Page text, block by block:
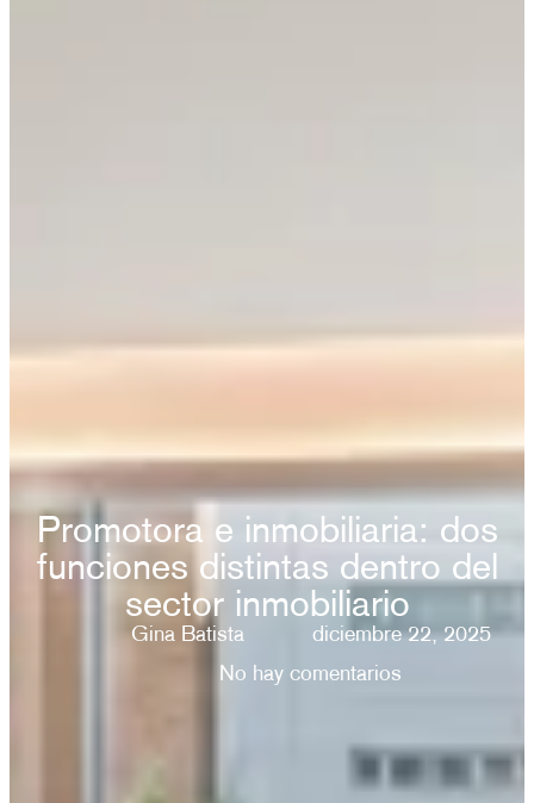
Promotora e inmobiliaria: dos
funciones distintas dentro del
sector inmobiliario
Gina Batista
diciembre 22, 2025
No hay comentarios